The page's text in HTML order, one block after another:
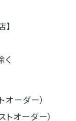
ーダー）
オーダー）